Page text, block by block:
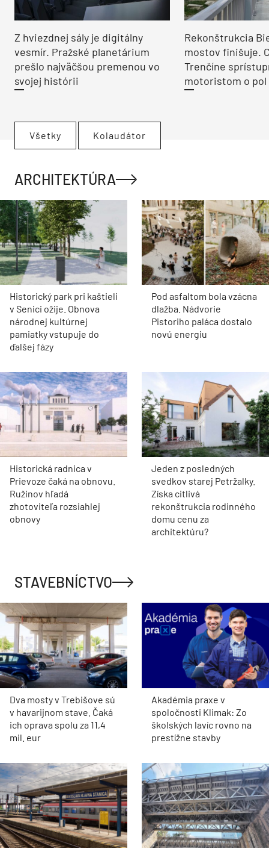
Z hviezdnej sály je digitálny
vesmír. Pražské planetárium
prešlo najväčšou premenou vo
svojej histórii
Rekonštrukcia
mostov finišuje.
Trenčíne
motoristom o pol
Všetky Kolaudátor
ARCHITEKTÚRA
Historický park pri kaštieli
v Senici ožije. Obnova
národnej kultúrnej
pamiatky vstupuje do
ďalšej fázy
Pod asfaltom bola vzácna
dlažba. Nádvorie
Pistoriho paláca dostalo
novú energiu
Historická radnica v
Prievoze čaká na obnovu.
Ružinov hľadá
zhotoviteľa rozsiahlej
obnovy
Jeden z posledných
svedkov starej Petržalky.
Získa citlivá
rekonštrukcia rodinného
domu cenu za
architektúru?
STAVEBNÍCTVO
Dva mosty v Trebišove sú
v havarijnom stave. Čaká
ich oprava spolu za 11,4
mil. eur
Akadémia praxe v
spoločnosti Klimak: Zo
školských lavíc rovno na
prestížne stavby